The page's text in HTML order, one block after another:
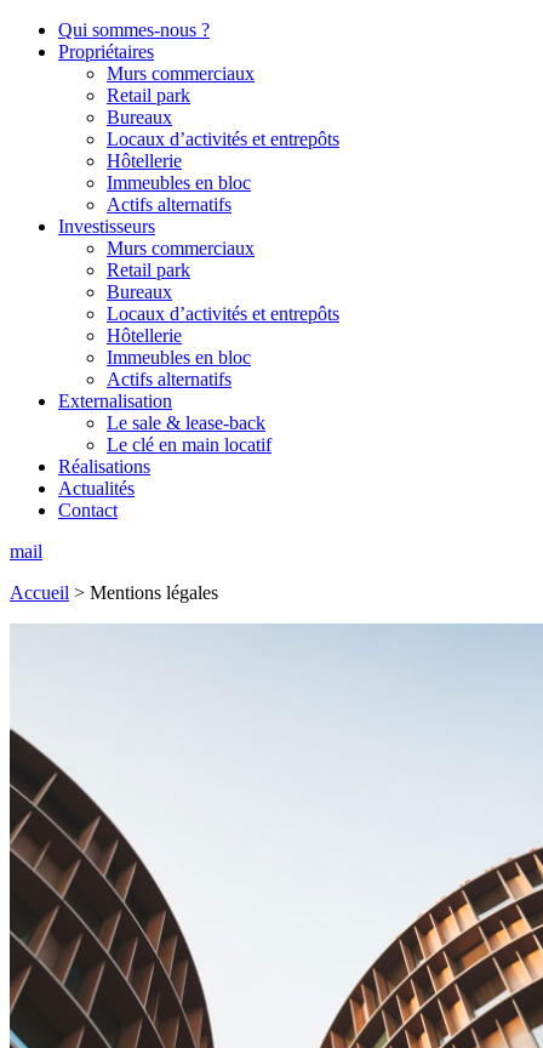
Qui sommes-nous ?
Propriétaires
Murs commerciaux
Retail park
Bureaux
Locaux d’activités et entrepôts
Hôtellerie
Immeubles en bloc
Actifs alternatifs
Investisseurs
Murs commerciaux
Retail park
Bureaux
Locaux d’activités et entrepôts
Hôtellerie
Immeubles en bloc
Actifs alternatifs
Externalisation
Le sale & lease-back
Le clé en main locatif
Réalisations
Actualités
Contact
mail
Accueil > Mentions légales